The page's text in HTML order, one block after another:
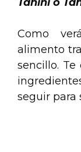
Como
alimento
sencillo.
seguir para